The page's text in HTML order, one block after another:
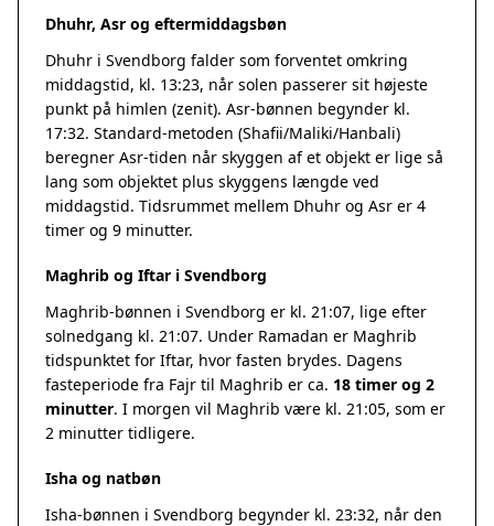
Dhuhr, Asr og eftermiddagsbøn
Dhuhr i Svendborg falder som forventet omkring
middagstid, kl. 13:23, når solen passerer sit højeste
punkt på himlen (zenit). Asr-bønnen begynder kl.
17:32. Standard-metoden (Shafii/Maliki/Hanbali)
beregner Asr-tiden når skyggen af et objekt er lige så
lang som objektet plus skyggens længde ved
middagstid. Tidsrummet mellem Dhuhr og Asr er 4
timer og 9 minutter.
Maghrib og Iftar i Svendborg
Maghrib-bønnen i Svendborg er kl. 21:07, lige efter
solnedgang kl. 21:07. Under Ramadan er Maghrib
tidspunktet for Iftar, hvor fasten brydes. Dagens
fasteperiode fra Fajr til Maghrib er ca. 18 timer og 2
minutter. I morgen vil Maghrib være kl. 21:05, som er
2 minutter tidligere.
Isha og natbøn
Isha-bønnen i Svendborg begynder kl. 23:32, når den